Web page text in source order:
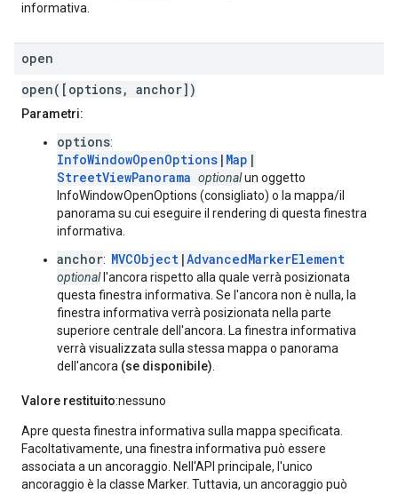
informativa.
open
open([options, anchor])
Parametri:
options:
InfoWindowOpenOptions | Map |
StreetViewPanorama optionalun oggetto
InfoWindowOpenOptions (consigliato) o la mappa/il
panorama su cui eseguire il rendering di questa finestra
informativa.
anchor: MVCObject |AdvancedMarkerElement
optionall'ancora rispetto alla quale verrà posizionata
questa finestra informativa. Se l'ancora non è nulla, la
finestra informativa verrà posizionata nella parte
superiore centrale dell'ancora. La finestra informativa
verrà visualizzata sulla stessa mappa o panorama
dell'ancora (se disponibile).
Valore restituito:nessuno
Apre questa finestra informativa sulla mappa specificata.
Facoltativamente, una finestra informativa può essere
associata a un ancoraggio. Nell'API principale, l'unico
ancoraggio è la classe Marker. Tuttavia, un ancoraggio può